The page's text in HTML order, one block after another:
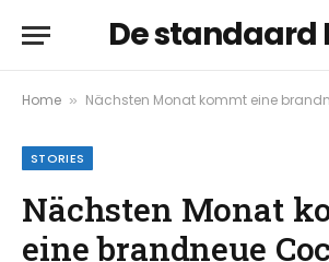
De standaard
Home » Nächsten Monat kommt eine brandneue Cocktail- und Social-Gaming-
STORIES
Nächsten Monat
eine brandneue